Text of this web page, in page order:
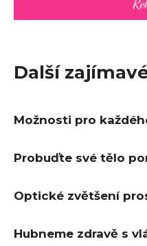
Další
Možnosti pro
Probuďte své tělo
Optické zvětšení
Hubneme zdravě s